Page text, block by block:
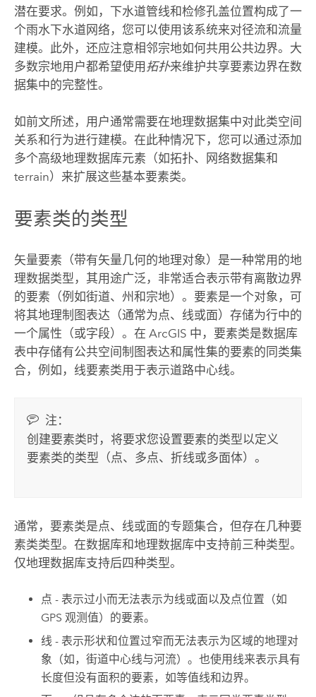
潜在要求。例如，下水道管线和检修孔盖位置构成了一
个雨水下水道网络，您可以使用该系统来对径流和流量
建模。此外，还应注意相邻宗地如何共用公共边界。大
多数宗地用户都希望使用 拓扑来维护共享要素边界在数
据集中的完整性。
如前文所述，用户通常需要在地理数据集中对此类空间
关系和行为进行建模。在此种情况下，您可以通过添加
多个高级地理数据库元素（如拓扑、网络数据集和
terrain）来扩展这些基本要素类。
要素类的类型
矢量要素（带有矢量几何的地理对象）是一种常用的地
理数据类型，其用途广泛，非常适合表示带有离散边界
的要素（例如街道、州和宗地）。要素是一个对象，可
将其地理制图表达（通常为点、线或面）存储为行中的
一个属性（或字段）。在 ArcGIS 中，要素类是数据库
表中存储有公共空间制图表达和属性集的要素的同类集
合，例如，线要素类用于表示道路中心线。
注：
创建要素类时，将要求您设置要素的类型以定义
要素类的类型（点、多点、折线或多面体）。
通常，要素类是点、线或面的专题集合，但存在几种要
素类类型。在数据库和地理数据库中支持前三种类型。
仅地理数据库支持后四种类型。
点 - 表示过小而无法表示为线或面以及点位置（如
GPS 观测值）的要素。
线 - 表示形状和位置过窄而无法表示为区域的地理对
象（如，街道中心线与河流）。也使用线来表示具有
长度但没有面积的要素，如等值线和边界。